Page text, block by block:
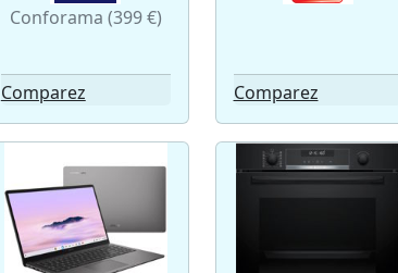
Conforama (399 €)
Comparez Comparez